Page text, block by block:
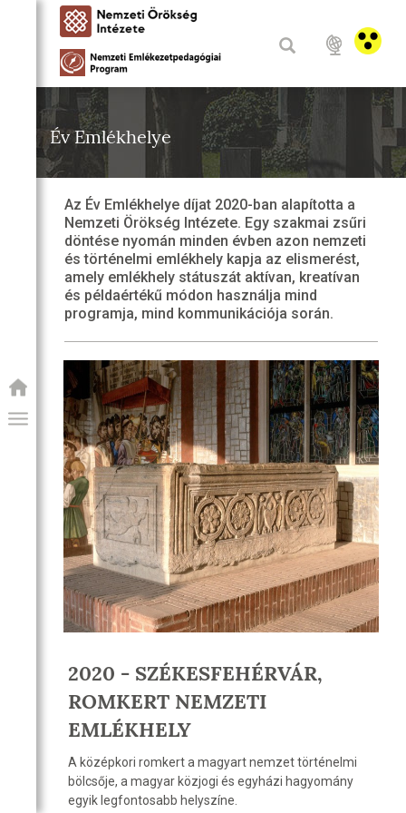
Év Emlékhelye
Az Év Emlékhelye díjat 2020-ban alapította a
Nemzeti Örökség Intézete. Egy szakmai zsűri
döntése nyomán minden évben azon nemzeti
és történelmi emlékhely kapja az elismerést,
amely emlékhely státuszát aktívan, kreatívan
és példaértékű módon használja mind
programja, mind kommunikációja során.
2020 - SZÉKESFEHÉRVÁR,
ROMKERT NEMZETI
EMLÉKHELY
A középkori romkert a magyart nemzet történelmi
bölcsője, a magyar közjogi és egyházi hagyomány
egyik legfontosabb helyszíne.